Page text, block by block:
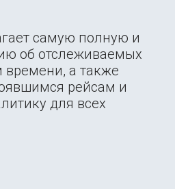
самую полную и
об отслеживаемых
времени, а также
рейсам и
для всех